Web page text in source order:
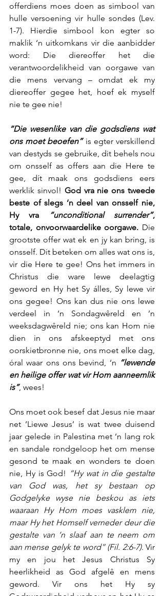
offerdiens moes doen as simbool van
hulle versoening vir hulle sondes (Lev.
1-7). Hierdie simbool kon egter so
maklik ‘n uitkomkans vir die aanbidder
word: Die diereoffer het die
verantwoordelikheid van oorgawe van
die mens vervang – omdat ek my
diereoffer gegee het, hoef ek myself
nie te gee nie!
“Die wesenlike van die godsdiens wat
ons moet beoefen” is egter verskillend
van destyds se gebruike, dit behels nou
om onsself as offers aan die Here te
gee, dít maak ons godsdiens eers
werklik sinvol! God vra nie ons tweede
beste of slegs ‘n deel van onsself nie,
Hy vra
“unconditional surrender”,
totale, onvoorwaardelike oorgawe. Die
grootste offer wat ek en jy kan bring, is
onsself. Dit beteken om alles wat ons is,
vir die Here te gee! Ons het immers in
Christus die ware lewe deelagtig
geword en Hy het Sy álles, Sy lewe vir
ons gegee! Ons kan dus nie ons lewe
verdeel in ‘n Sondagwêreld en ‘n
weeksdagwêreld nie; ons kan Hom nie
dien in ons afskeeptyd met ons
oorskietbronne nie, ons moet elke dag,
óral waar ons ons bevind, ‘n “lewende
en heilige offer wat vir Hom aanneemlik
is”, wees!
Ons moet ook besef dat Jesus nie maar
net ‘Liewe Jesus’ is wat twee duisend
jaar gelede in Palestina met ‘n lang rok
en sandale rondgeloop het om mense
gesond te maak en wonders te doen
nie, Hy is God! “Hy wat in die gestalte
van God was, het sy bestaan op
Godgelyke wyse nie beskou as iets
waaraan Hy Hom moes vasklem nie,
maar Hy het Homself verneder deur die
gestalte van ‘n slaaf aan te neem om
aan mense gelyk te word” (Fil. 2:6-7). Vir
my en jou het Jesus Christus Sy
heerlikheid as God afgelê en mens
geword. Vir ons het Hy sy